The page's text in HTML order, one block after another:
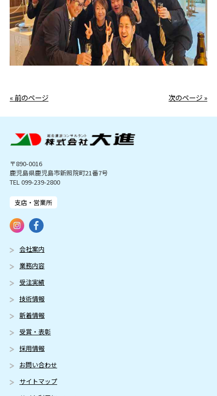
« 前のページ 次のページ »
〒890-0016
鹿児島県鹿児島市新照院町21番7号
TEL 099-239-2800
支店・営業所
会社案内
業務内容
受注実績
技術情報
新着情報
受賞・表彰
採用情報
お問い合わせ
サイトマップ